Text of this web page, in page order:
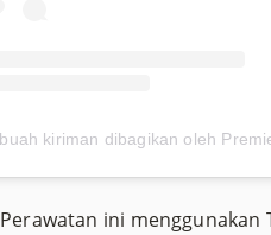
Perawatan ini